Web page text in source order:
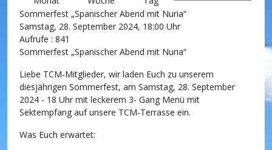
Sommerfest „Spanischer Abend mit Nuria“
Samstag, 28. September 2024, 18:00 Uhr
Aufrufe : 841
Sommerfest „Spanischer Abend mit Nuria“
Liebe TCM-Mitglieder, wir laden Euch zu unserem
diesjährigen Sommerfest, am Samstag, 28. September
2024 - 18 Uhr mit leckerem 3- Gang Menü mit
Sektempfang auf unsere TCM-Terrasse ein.
Was Euch erwartet: